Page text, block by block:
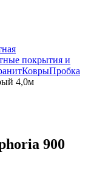
покрытия и
КоврыПробка
4,0м
900